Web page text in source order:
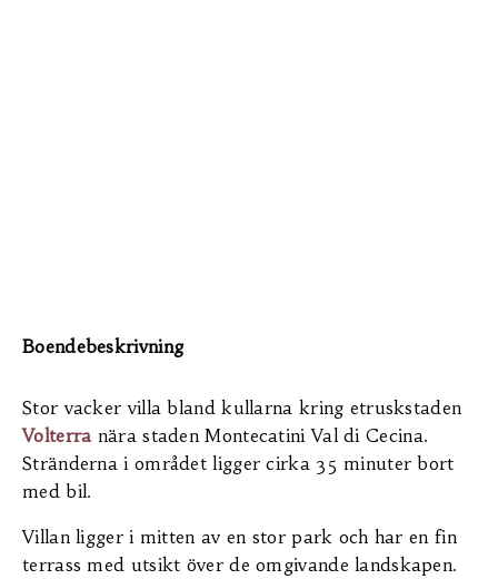
Boendebeskrivning
Stor vacker villa bland kullarna kring etruskstaden
Volterranära staden Montecatini Val di Cecina.
Stränderna i området ligger cirka 35 minuter bort
med bil.
Villan ligger i mitten av en stor park och har en fin
terrass med utsikt över de omgivande landskapen.